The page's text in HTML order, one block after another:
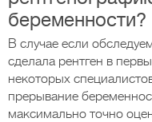
беременности?
В случае если
сделала рентген в
некоторых
прерывание
максимально точно